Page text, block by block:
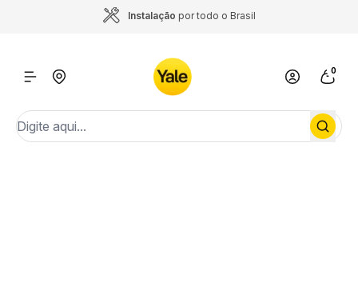
Instalação por todo o Brasil
0